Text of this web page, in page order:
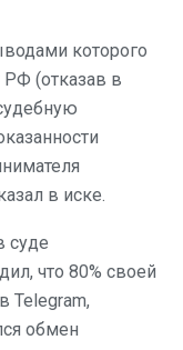
которого
РФ (отказав в
в иске.
суде
что 80% своей
Telegram,
обмен